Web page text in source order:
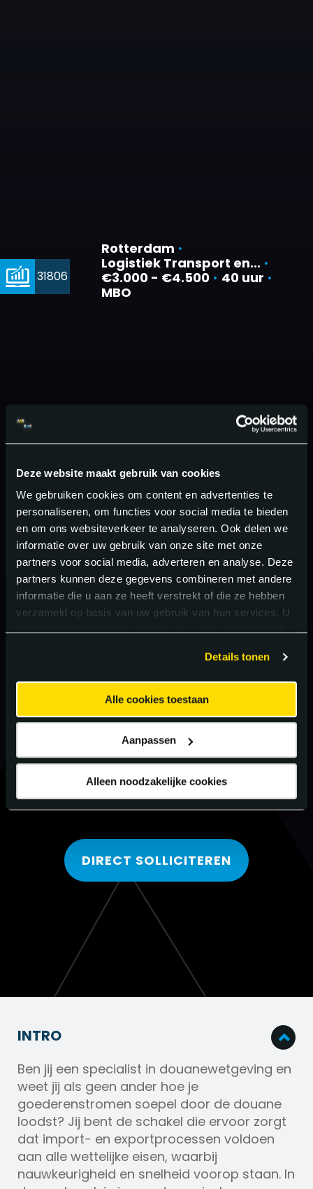
Deze website maakt gebruik van cookies
We gebruiken cookies om content en advertenties te
personaliseren, om functies voor social media te bieden
en om ons websiteverkeer te analyseren. Ook delen we
informatie over uw gebruik van onze site met onze
partners voor social media, adverteren en analyse. Deze
partners kunnen deze gegevens combineren met andere
informatie die u aan ze heeft verstrekt of die ze hebben
verzameld op basis van uw gebruik van hun services. U
Details tonen
Alle cookies toestaan
Aanpassen
Alleen noodzakelijke cookies
Rotterdam •
Logistiek Transport en... •
€3.000 - €4.500 • 40 uur •
MBO
31806
DIRECT SOLLICITEREN
INTRO
Ben jij een specialist in douanewetgeving en
weet jij als geen ander hoe je
goederenstromen soepel door de douane
loodst? Jij bent de schakel die ervoor zorgt
dat import- en exportprocessen voldoen
aan alle wettelijke eisen, waarbij
nauwkeurigheid en snelheid voorop staan. In